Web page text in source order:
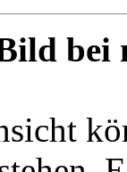
bei